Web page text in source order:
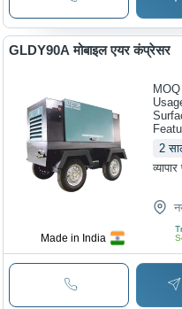
Made in India
GLDY90A मोबाइल एयर कंप्रेसर
2